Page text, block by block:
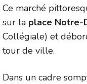
Ce marché
sur la place Notre-
Collégiale) et
tour de ville.
Dans un cadre